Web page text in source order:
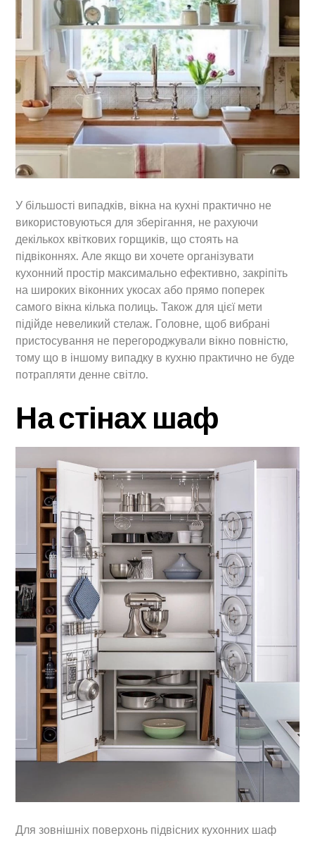
У більшості випадків, вікна на кухні практично не
використовуються для зберігання, не рахуючи
декількох квіткових горщиків, що стоять на
підвіконнях. Але якщо ви хочете організувати
кухонний простір максимально ефективно, закріпіть
на широких віконних укосах або прямо поперек
самого вікна кілька полиць. Також для цієї мети
підійде невеликий стелаж. Головне, щоб вибрані
пристосування не перегороджували вікно повністю,
тому що в іншому випадку в кухню практично не буде
потрапляти денне світло.
На стінах шаф
Для зовнішніх поверхонь підвісних кухонних шаф